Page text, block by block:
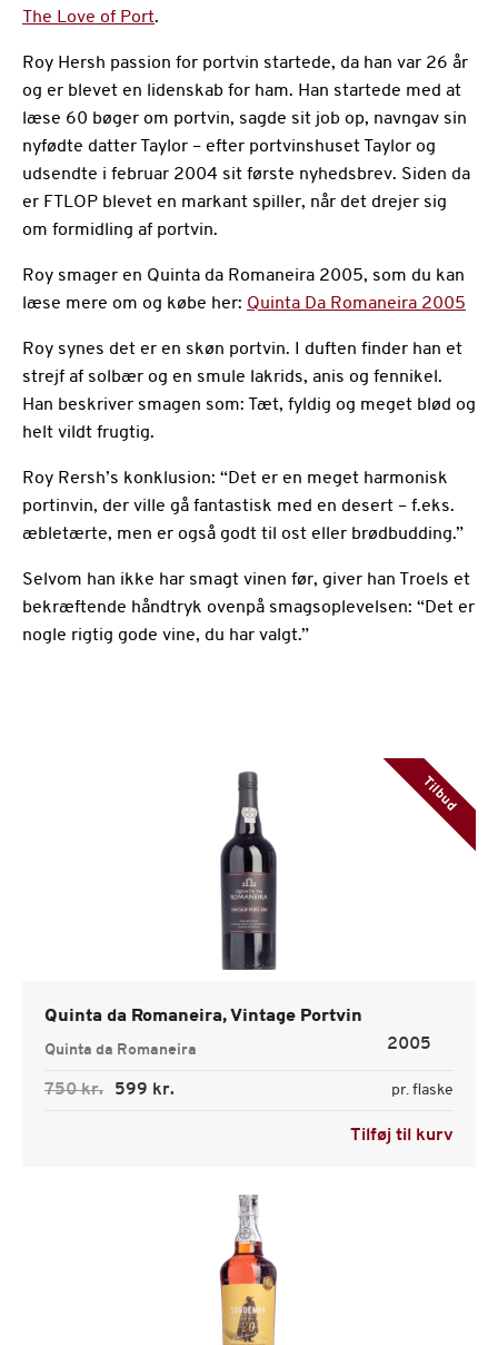
The Love of Port.
Roy Hersh passion for portvin startede, da han var 26 år
og er blevet en lidenskab for ham. Han startede med at
læse 60 bøger om portvin, sagde sit job op, navngav sin
nyfødte datter Taylor – efter portvinshuset Taylor og
udsendte i februar 2004 sit første nyhedsbrev. Siden da
er FTLOP blevet en markant spiller, når det drejer sig
om formidling af portvin.
Roy smager en Quinta da Romaneira 2005, som du kan
læse mere om og købe her: Quinta Da Romaneira 2005
Roy synes det er en skøn portvin. I duften finder han et
strejf af solbær og en smule lakrids, anis og fennikel.
Han beskriver smagen som: Tæt, fyldig og meget blød og
helt vildt frugtig.
Roy Rersh’s konklusion: “Det er en meget harmonisk
portinvin, der ville gå fantastisk med en desert – f.eks.
æbletærte, men er også godt til ost eller brødbudding.”
Selvom han ikke har smagt vinen før, giver han Troels et
bekræftende håndtryk ovenpå smagsoplevelsen: “Det er
nogle rigtig gode vine, du har valgt.”
Tilbud
Quinta da Romaneira, Vintage Portvin
Quinta da Romaneira 2005
750 kr. 599 kr. pr. flaske
Tilføj til kurv